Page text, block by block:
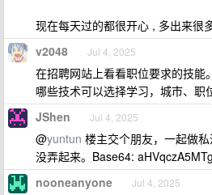
现在每天过的都很开心 , 多出来很
v2048 Jul 4, 2025
在招聘网站上看看职位要求的技能
哪些技术可以选择学习，城市、职
JShen Jul 4, 2025
@yuntun 楼主交个朋友，一起做
没弄起来。Base64:
nooneanyone Jul 4, 2025